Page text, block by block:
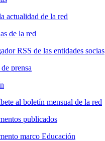
actualidad de la red
de la red
RSS de las entidades socias
prensa
al boletín mensual de la red
publicados
marco Educación